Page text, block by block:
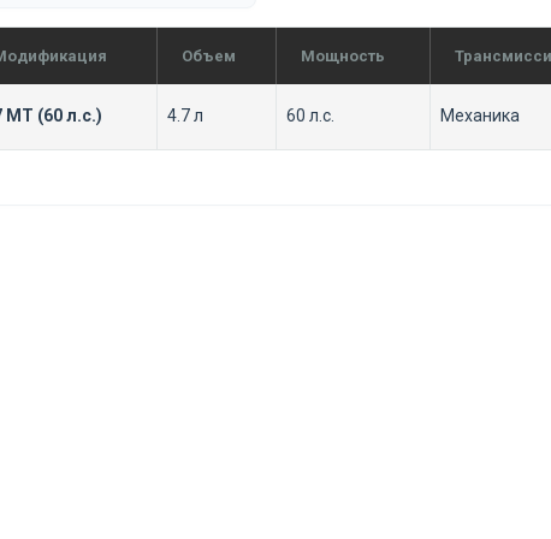
Объем Мощность
MT (60 л.с.) 4.7 л 60 л.с. Механика